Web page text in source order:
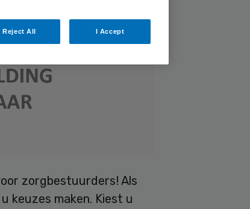
zorgbestuurders! Als
keuzes maken. Kiest u
Reject All I Accept